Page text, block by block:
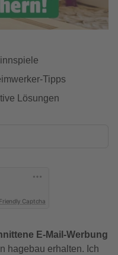
Tipps
Lösungen
Friendly Captcha
E-Mail-Werbung
hagebau erhalten. Ich